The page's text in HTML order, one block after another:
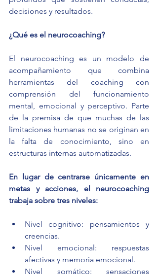
decisiones y resultados.
¿Qué es el neurocoaching?
El neurocoaching es un modelo de
acompañamiento que combina
herramientas del coaching con
comprensión del funcionamiento
mental, emocional y perceptivo. Parte
de la premisa de que muchas de las
limitaciones humanas no se originan en
la falta de conocimiento, sino en
estructuras internas automatizadas.
En lugar de centrarse únicamente en
metas y acciones, el neurocoaching
trabaja sobre tres niveles:
Nivel cognitivo: pensamientos y
creencias.
Nivel emocional: respuestas
afectivas y memoria emocional.
Nivel somático: sensaciones